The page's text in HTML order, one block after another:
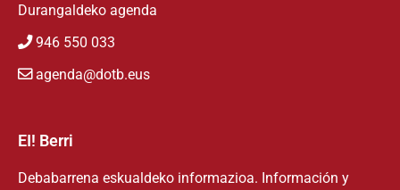
Durangaldeko agenda
946 550 033
agenda@dotb.eus
EI! Berri
Debabarrena eskualdeko informazioa. Información y